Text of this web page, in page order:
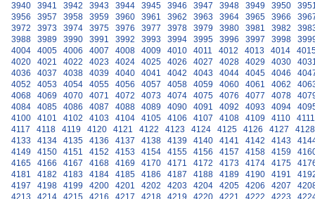
3940
3941 3942 3943 3944 3945 3946 3947 3948 3949 3950
3956
3957 3958 3959 3960 3961 3962 3963 3964 3965 3966
3972
3973 3974 3975 3976 3977 3978 3979 3980 3981 3982
3988
3989 3990 3991 3992 3993 3994 3995 3996 3997 3998
4004
4005 4006 4007 4008 4009 4010 4011 4012 4013 4014
4020
4021 4022 4023 4024 4025 4026 4027 4028 4029 4030
4036
4037 4038 4039 4040 4041 4042 4043 4044 4045 4046
4052
4053 4054 4055 4056 4057 4058 4059 4060 4061 4062
4068
4069 4070 4071 4072 4073 4074 4075 4076 4077 4078
4084
4085 4086 4087 4088 4089 4090 4091 4092 4093 4094
4100
4101 4102 4103 4104 4105 4106 4107 4108 4109 4110
4111
4117
4118 4119 4120 4121 4122 4123 4124 4125 4126 4127
4128
4133
4134 4135 4136 4137 4138 4139 4140 4141 4142 4143
4149
4150 4151 4152 4153 4154 4155 4156 4157 4158 4159
4165
4166 4167 4168 4169 4170 4171 4172 4173 4174 4175
4181
4182 4183 4184 4185 4186 4187 4188 4189 4190 4191
4197
4198 4199 4200 4201 4202 4203 4204 4205 4206 4207
4213
4214 4215 4216 4217 4218 4219 4220 4221 4222 4223